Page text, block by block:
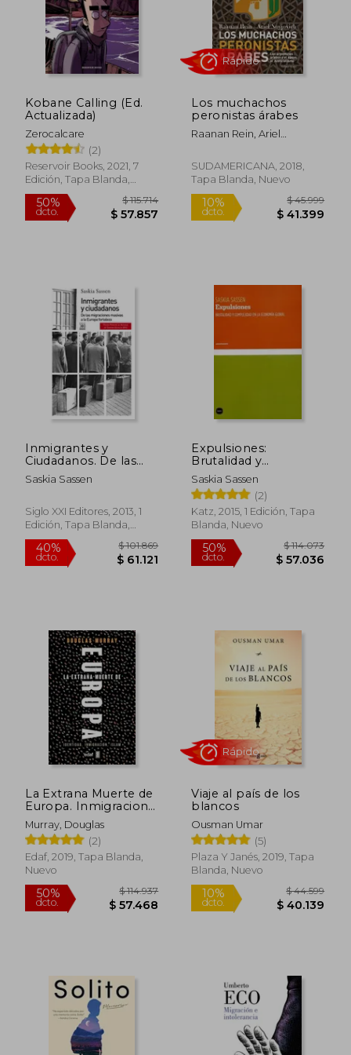
40%
dcto.
$ 110.360
$ 66.216
40%
dcto.
Kobane Calling (Ed.
Actualizada)
Zerocalcare
(2)
Reservoir Books, 2021, 7
Edición, Tapa Blanda,
Nuevo
50%
Los muchachos
peronistas árabes
Raanan Rein, Ariel
SUDAMERICANA, 2018,
Tapa Blanda, Nuevo
10%
Inmigrantes y
Ciudadanos. De las
Migraciones Masivas a
la Europa Fortaleza
General)
Saskia Sassen
Siglo XXI Editores, 2013, 1
Edición, Tapa Blanda,
Nuevo
40%
dcto.
$ 101.869
Expulsiones:
Brutalidad y
Complejidad en la
Economía Global
Saskia Sassen
(2)
Katz, 2015, 1 Edición, Tapa
Blanda, Nuevo
50%
dcto.
La Extrana Muerte de
Europa. Inmigracion,
Identidad, Islam
Murray, Douglas
(2)
Edaf, 2019, Tapa Blanda,
Nuevo
Viaje al país de los
blancos
Ousman Umar
(5)
Plaza Y Janés, 2019, Tapa
Blanda, Nuevo
Rápido